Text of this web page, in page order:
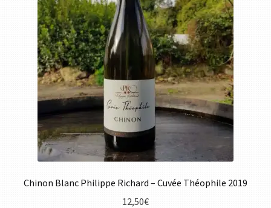
Chinon Blanc Philippe Richard – Cuvée Théophile 2019
12,50€